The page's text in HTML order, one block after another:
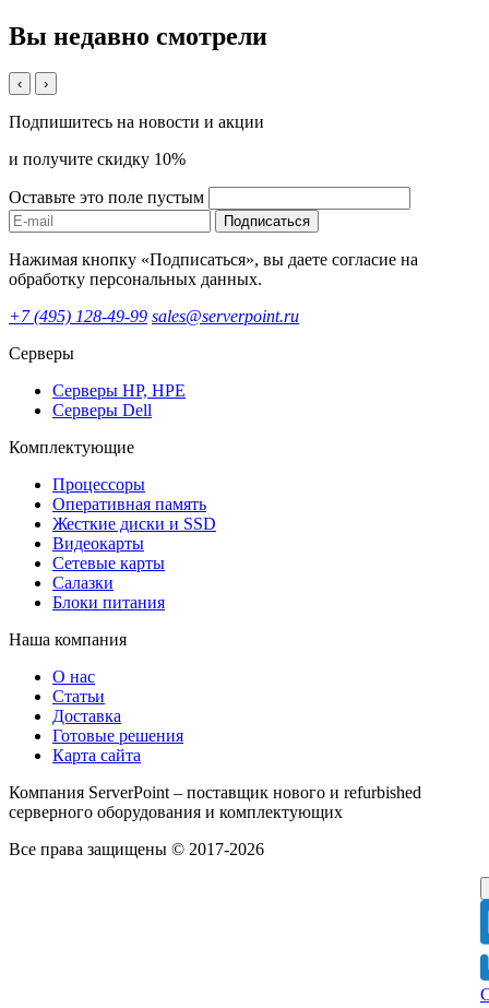
Вы недавно смотрели
‹ ›
Подпишитесь на новости и акции
и получите скидку 10%
Оставьте это поле пустым
Подписаться
Нажимая кнопку «Подписаться», вы даете согласие на
обработку персональных данных.
+7 (495) 128-49-99 sales@serverpoint.ru
Серверы
Серверы HP, HPE
Серверы Dell
Комплектующие
Процессоры
Оперативная память
Жесткие диски и SSD
Видеокарты
Сетевые карты
Салазки
Блоки питания
Наша компания
О нас
Статьи
Доставка
Готовые решения
Карта сайта
Компания ServerPoint – поставщик нового и refurbished
серверного оборудования и комплектующих
Все права защищены © 2017-2026